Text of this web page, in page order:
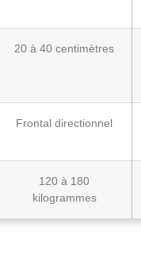
20 à 40 centimètres
Frontal directionnel
120 à 180
kilogrammes